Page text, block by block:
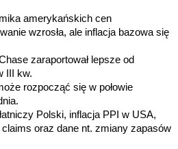
amerykańskich cen
wzrosła, ale inflacja bazowa się
zaraportował lepsze od
III kw.
rozpocząć się w połowie
Polski, inflacja PPI w USA,
oraz dane nt. zmiany zapasów